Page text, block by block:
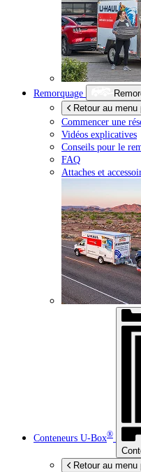
Remorquage
Retour au menu
Commencer une
Vidéos explicatives
Conseils pour le
FAQ
Attaches et
Conteneurs U-Box®
Retour au menu